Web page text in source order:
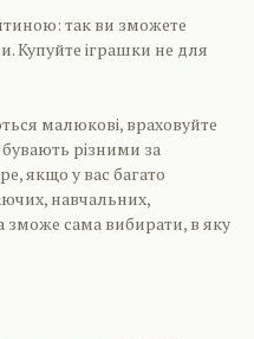
так ви зможете
Купуйте іграшки не для
малюкові, враховуйте
бувають різними за
якщо у вас багато
навчальних,
сама вибирати, в яку